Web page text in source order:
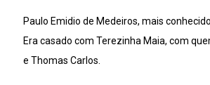
Paulo Emidio de Medeiros, mais
Era casado com Terezinha Maia, com
e Thomas Carlos.